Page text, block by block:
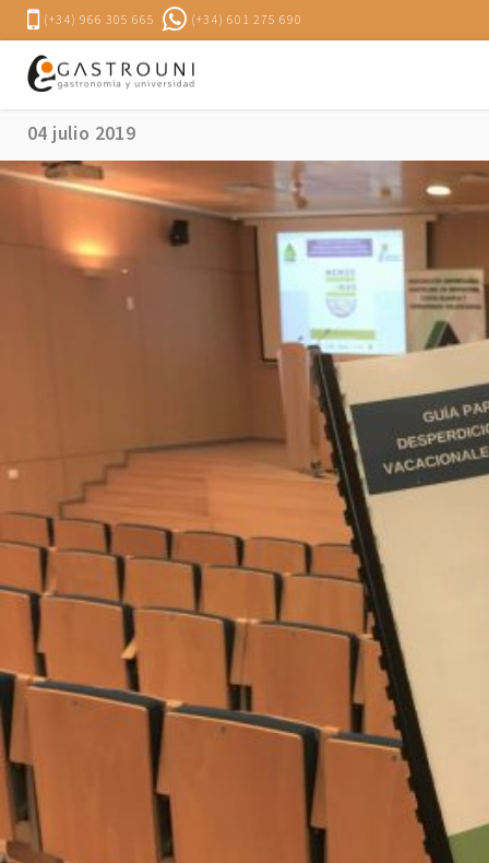
(+34) 966 305 665 (+34) 601 275 690
HOSBEC presenta la Guía para la lucha contra el
04 julio 2019